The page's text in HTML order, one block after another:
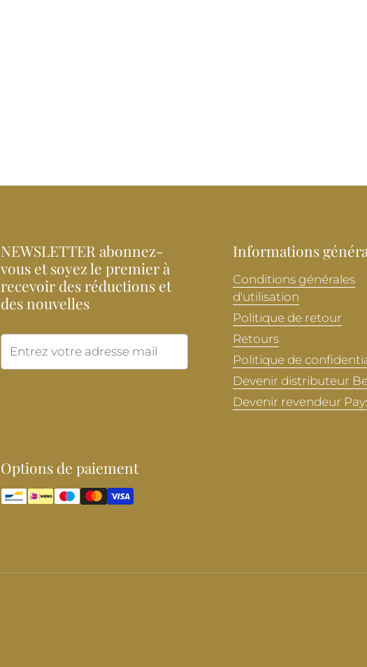
NEWSLETTER abonnez-
vous et soyez le premier à
recevoir des réductions et
des nouvelles
Informations
Conditions générales
d'utilisation
Politique de retour
Retours
Politique de
Devenir distributeur
Devenir revendeur
Options de paiement